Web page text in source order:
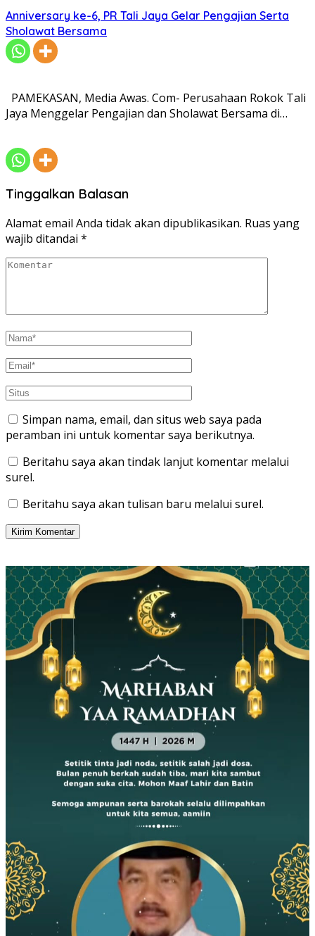
Anniversary ke-6, PR Tali Jaya Gelar Pengajian Serta
Sholawat Bersama
PAMEKASAN, Media Awas. Com- Perusahaan Rokok Tali
Jaya Menggelar Pengajian dan Sholawat Bersama di…
Tinggalkan Balasan
Alamat email Anda tidak akan dipublikasikan. Ruas yang
wajib ditandai *
Simpan nama, email, dan situs web saya pada
peramban ini untuk komentar saya berikutnya.
Beritahu saya akan tindak lanjut komentar melalui
surel.
Beritahu saya akan tulisan baru melalui surel.